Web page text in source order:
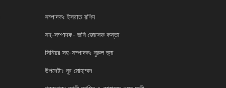
সম্পাদকঃ ইসরাত রশিদ
সহ-সম্পাদক- জনি জোসেফ কস্তা
সিনিয়র সহ-সম্পাদকঃ নুরুল হুদা
উপদেষ্টাঃ নূর মোহাম্মদ